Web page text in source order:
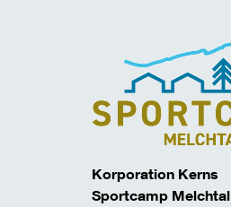
Korporation Kerns
Sportcamp Melchtal